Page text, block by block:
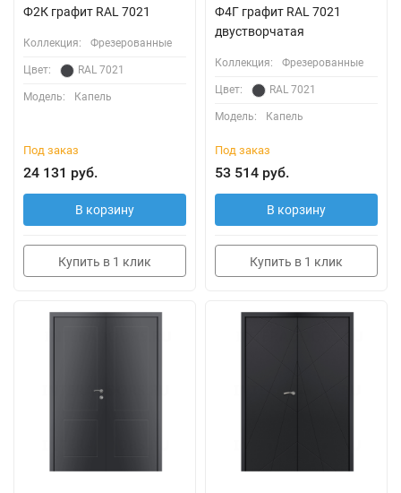
Ф2К графит RAL 7021
Коллекция: Фрезерованные
Цвет: RAL 7021
Модель: Капель
Под заказ
24 131 руб.
В корзину
Купить в 1 клик
Ф4Г графит RAL 7021
двустворчатая
Коллекция: Фрезерованные
Цвет: RAL 7021
Модель: Капель
Под заказ
53 514 руб.
В корзину
Купить в 1 клик